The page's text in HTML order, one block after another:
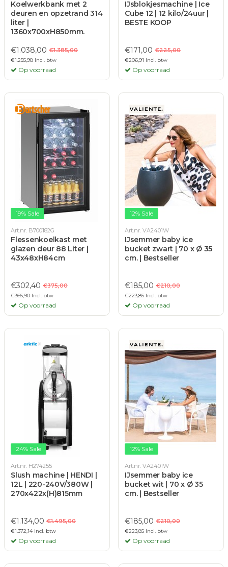
Koelwerkbank met 2
deuren en opzetrand 314
liter |
1360x700xH850mm.
€1.038,00 €1.385,00
€1.255,98 Incl. btw
Op voorraad
IJsblokjesmachine | Ice
Cube 12 | 12 kilo/24uur |
BESTE KOOP
€171,00 €225,00
€206,91 Incl. btw
Op voorraad
19% Sale
Art.nr. B700182G
Flessenkoelkast met
glazen deur 88 Liter |
43x48xH84cm
€302,40 €375,00
€365,90 Incl. btw
Op voorraad
12% Sale
Art.nr. VA2401W
IJsemmer baby ice
bucket zwart | 70 x Ø 35
cm. | Bestseller
€185,00 €210,00
€223,85 Incl. btw
Op voorraad
24% Sale
Art.nr. H274255
Slush machine | HENDI |
12L | 220-240V/380W |
270x422x(H)815mm
€1.134,00 €1.495,00
€1.372,14 Incl. btw
Op voorraad
12% Sale
Art.nr. VA2401W
IJsemmer baby ice
bucket wit | 70 x Ø 35
cm. | Bestseller
€185,00 €210,00
€223,85 Incl. btw
Op voorraad